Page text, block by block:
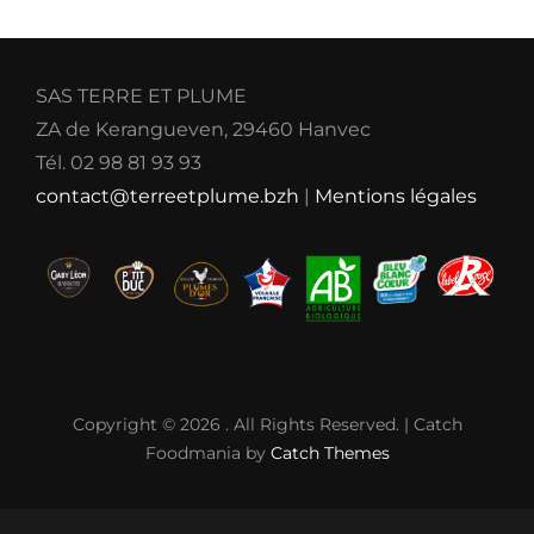
SAS TERRE ET PLUME
ZA de Kerangueven, 29460 Hanvec
Tél. 02 98 81 93 93
contact@terreetplume.bzh | Mentions légales
Copyright © 2026 . All Rights Reserved. | Catch
Foodmania by Catch Themes